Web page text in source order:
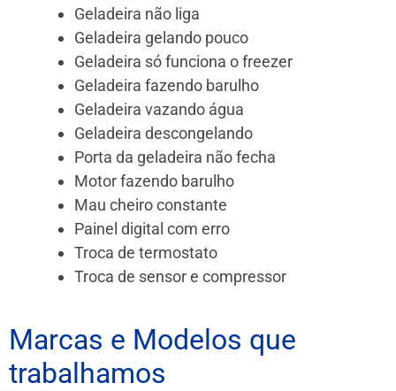
Geladeira não liga
Geladeira gelando pouco
Geladeira só funciona o freezer
Geladeira fazendo barulho
Geladeira vazando água
Geladeira descongelando
Porta da geladeira não fecha
Motor fazendo barulho
Mau cheiro constante
Painel digital com erro
Troca de termostato
Troca de sensor e compressor
Marcas e Modelos que
trabalhamos